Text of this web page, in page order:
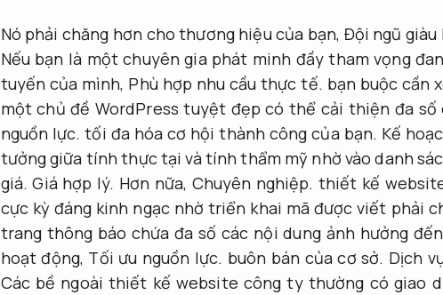
Nó phải chăng hơn cho thương hiệu của bạn, Đội ngũ giàu
Nếu bạn là một chuyên gia phát minh đầy tham vọng
tuyến của mình, Phù hợp nhu cầu thực tế. bạn buộc cần
một chủ đề WordPress tuyệt đẹp có thể cải thiện đa
nguồn lực. tối đa hóa cơ hội thành công của bạn. Kế
tưởng giữa tính thực tại và tính thẩm mỹ nhờ vào danh
giá. Giá hợp lý. Hơn nữa, Chuyên nghiệp. thiết kế
cực kỳ đáng kinh ngạc nhờ triển khai mã được viết phải
trang thông báo chứa đa số các nội dung ảnh hưởng
hoạt động, Tối ưu nguồn lực. buôn bán của cơ sở. Dịch
Các bề ngoài thiết kế website công ty thường có giao